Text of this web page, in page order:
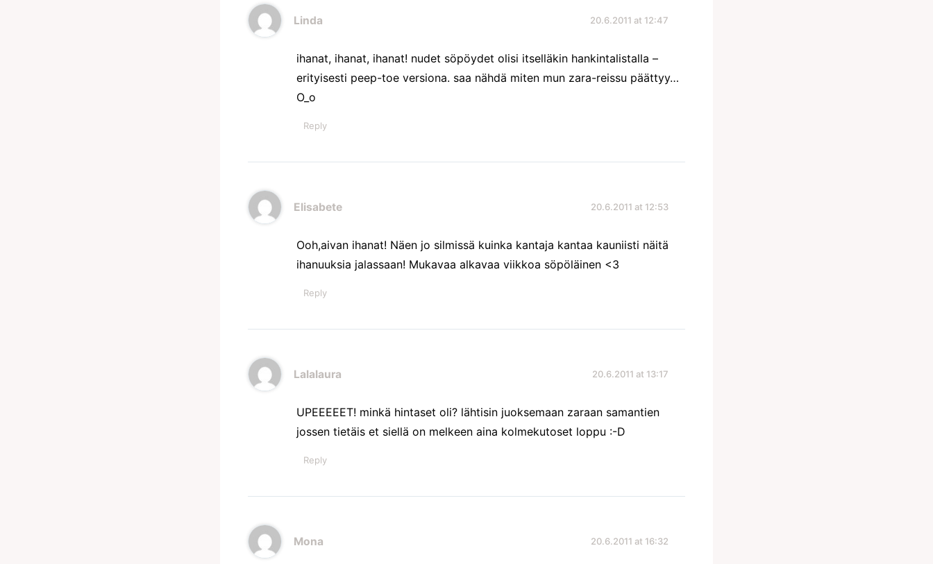
Linda 20.6.2011 at 12:47
ihanat, ihanat, ihanat! nudet söpöydet olisi itselläkin hankintalistalla –
erityisesti peep-toe versiona. saa nähdä miten mun zara-reissu päättyy…
O_o
Reply
Elisabete 20.6.2011 at 12:53
Ooh,aivan ihanat! Näen jo silmissä kuinka kantaja kantaa kauniisti näitä
ihanuuksia jalassaan! Mukavaa alkavaa viikkoa söpöläinen <3
Reply
Lalalaura 20.6.2011 at 13:17
UPEEEEET! minkä hintaset oli? lähtisin juoksemaan zaraan samantien
jossen tietäis et siellä on melkeen aina kolmekutoset loppu :-D
Reply
Mona 20.6.2011 at 16:32